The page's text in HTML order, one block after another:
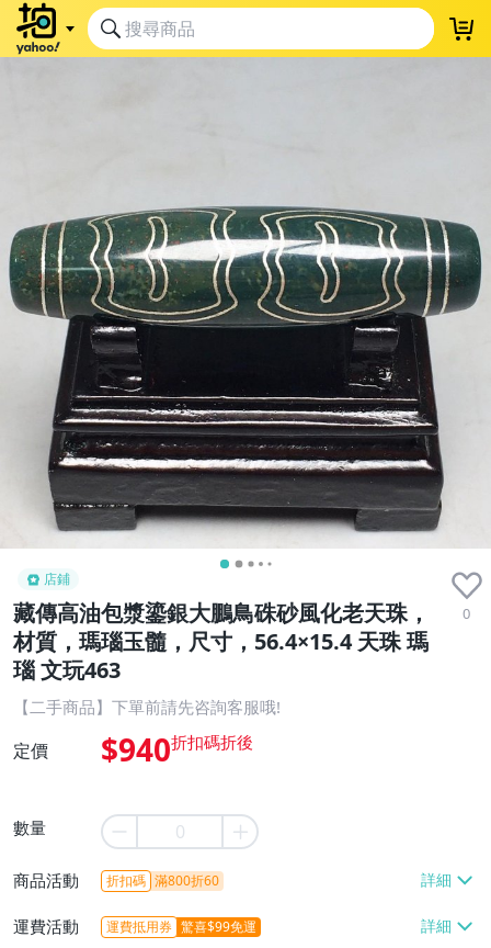
店鋪
藏傳高油包漿鎏銀大鵬鳥硃砂風化老天珠，
材質，瑪瑙玉髓，尺寸，56.4×15.4 天珠 瑪
瑙 文玩463
0
【二手商品】下單前請先咨詢客服哦!
定價 $940
數量
商品活動 折扣碼 滿800折60
運費活動 運費抵用券 驚喜$99免運